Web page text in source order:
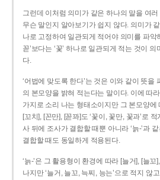
그런데 이처럼 의미가 같은 하나의 말을 여러
무슨 말인지 알아보기가 쉽지 않다. 의미가
나로 고정하여 일관되게 적어야 의미를 파악
꼳’보다는 ‘꽃’ 하나로 일관되게 적는 것이
다.
‘어법에 맞도록 한다’는 것은 이와 같이 뜻을
의 본모양을 밝혀 적는다는 말이다. 이에 따라
가지로 소리 나는 형태소이지만 그 본모양에
[꼬치], [꼰만], [꼳꽈]도 ‘꽃이, 꽃만, 꽃과’로
사 뒤에 조사가 결합할 때뿐 아니라 ‘늙-’과
결합할 때도 동일하게 적용된다.
‘늙-’은 그 활용형이 환경에 따라 [늘거], [늘꼬
나지만 ‘늘거, 늘꼬, 늑찌, 능는’으로 적지 않